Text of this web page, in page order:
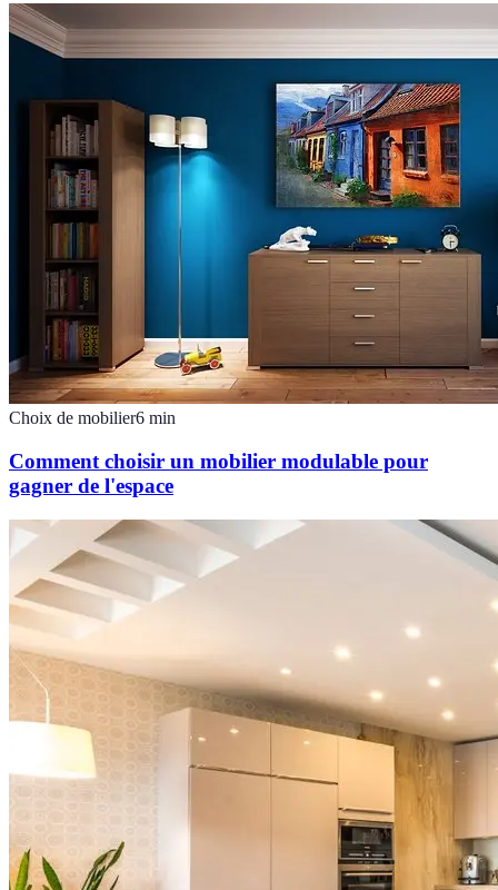
Choix de mobilier6 min
Comment choisir un mobilier modulable pour
gagner de l'espace